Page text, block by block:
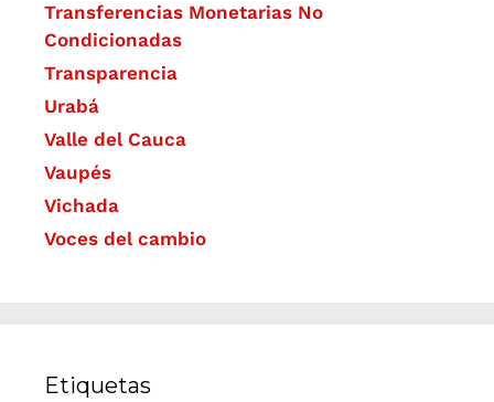
Transferencias Monetarias No
Condicionadas
Transparencia
Urabá
Valle del Cauca
Vaupés
Vichada
Voces del cambio
Etiquetas